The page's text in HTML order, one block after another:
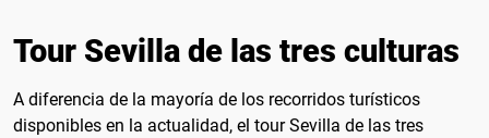
Tour Sevilla de las tres culturas
A diferencia de la mayoría de los recorridos turísticos
disponibles en la actualidad, el tour Sevilla de las tres